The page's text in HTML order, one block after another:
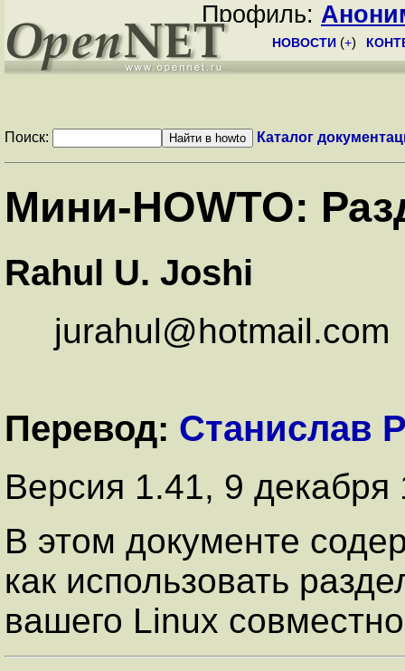
Профиль:
НОВОСТИ (+)
Поиск: Каталог
Мини-HOWTO:
Rahul U. Joshi
jurahul@hotmail.com
Перевод: Станислав
Версия 1.41, 9 декабря
В этом документе
как использовать
вашего Linux